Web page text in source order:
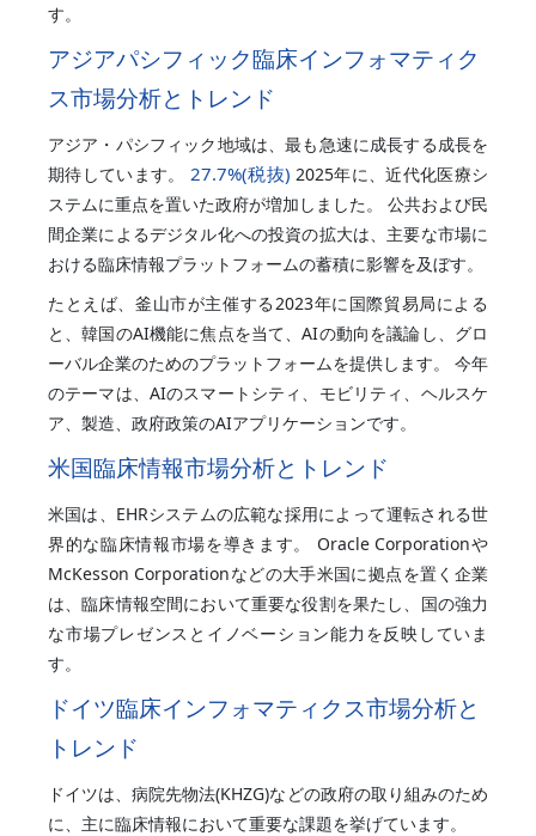
す。
アジアパシフィック臨床インフォマティク
ス市場分析とトレンド
アジア・パシフィック地域は、最も急速に成長する成長を
期待しています。 27.7%(税抜) 2025年に、近代化医療シ
ステムに重点を置いた政府が増加しました。 公共および民
間企業によるデジタル化への投資の拡大は、主要な市場に
おける臨床情報プラットフォームの蓄積に影響を及ぼす。
たとえば、釜山市が主催する2023年に国際貿易局による
と、韓国のAI機能に焦点を当て、AIの動向を議論し、グロ
ーバル企業のためのプラットフォームを提供します。 今年
のテーマは、AIのスマートシティ、モビリティ、ヘルスケ
ア、製造、政府政策のAIアプリケーションです。
米国臨床情報市場分析とトレンド
米国は、EHRシステムの広範な採用によって運転される世
界的な臨床情報市場を導きます。 Oracle Corporationや
McKesson Corporationなどの大手米国に拠点を置く企業
は、臨床情報空間において重要な役割を果たし、国の強力
な市場プレゼンスとイノベーション能力を反映していま
す。
ドイツ臨床インフォマティクス市場分析と
トレンド
ドイツは、病院先物法(KHZG)などの政府の取り組みのため
に、主に臨床情報において重要な課題を挙げています。